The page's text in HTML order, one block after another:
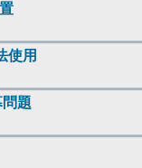
使用
題